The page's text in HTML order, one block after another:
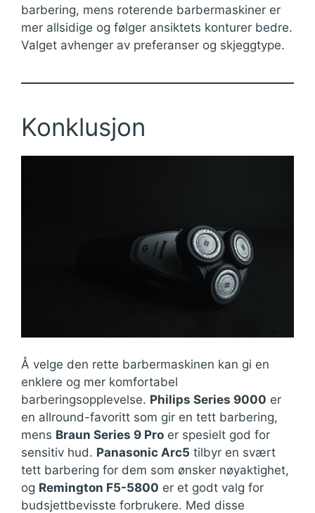
barbering, mens roterende barbermaskiner er
mer allsidige og følger ansiktets konturer bedre.
Valget avhenger av preferanser og skjeggtype.
Konklusjon
Å velge den rette barbermaskinen kan gi en
enklere og mer komfortabel
barberingsopplevelse. Philips Series 9000 er
en allround-favoritt som gir en tett barbering,
mens Braun Series 9 Pro er spesielt god for
sensitiv hud. Panasonic Arc5 tilbyr en svært
tett barbering for dem som ønsker nøyaktighet,
og Remington F5-5800 er et godt valg for
budsjettbevisste forbrukere. Med disse